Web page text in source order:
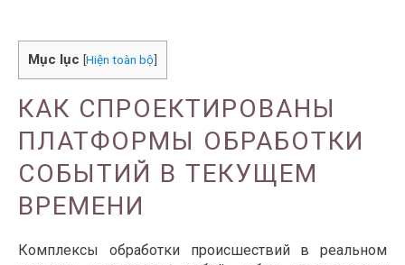
Mục lục [Hiện toàn bộ]
КАК СПРОЕКТИРОВАНЫ
ПЛАТФОРМЫ ОБРАБОТКИ
СОБЫТИЙ В ТЕКУЩЕМ
ВРЕМЕНИ
Комплексы обработки происшествий в реальном